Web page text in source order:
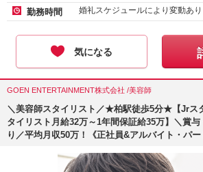
勤務時間 婚礼スケジュールにより変動あり
気になる
GOEN ENTERTAINMENT株式会社 /美容師
＼美容師スタイリスト／★柏駅徒歩5分★【Jrス
タイリスト月給32万～1年間保証給35万】＼賞
り／平均月収50万！《正社員&アルバイト・パー